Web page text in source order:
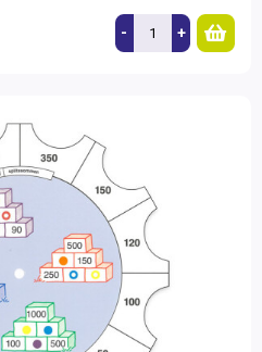
- +